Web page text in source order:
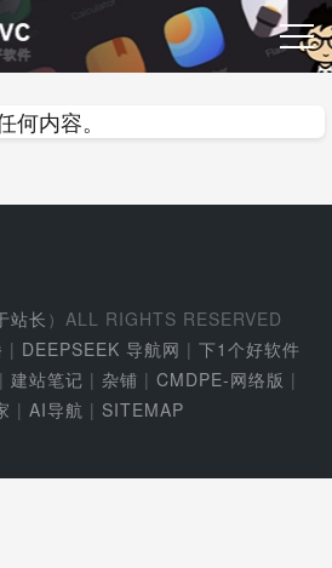
内容。
站长 ）ALL RIGHTS RESERVED
| DEEPSEEK 导航网 | 下1个好软件
| 建站笔记 | 杂铺 | CMDPE-网络版 |
| AI导航 | SITEMAP